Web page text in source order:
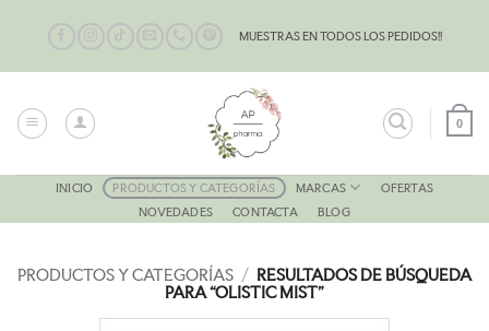
contenido
MUESTRAS EN TODOS LOS PEDIDOS!!
0
INICIO PRODUCTOS Y CATEGORÍAS MARCAS
OFERTAS
NOVEDADES
CONTACTA BLOG
PRODUCTOS Y CATEGORÍAS / RESULTADOS DE BÚSQUEDA
PARA “OLISTIC MIST”